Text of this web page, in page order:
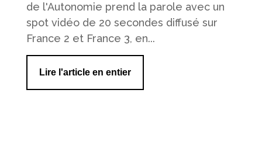
de l'Autonomie prend la parole avec un
spot vidéo de 20 secondes diffusé sur
France 2 et France 3, en...
Lire l'article en entier